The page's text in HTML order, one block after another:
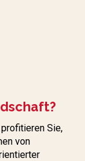
Sie,
von